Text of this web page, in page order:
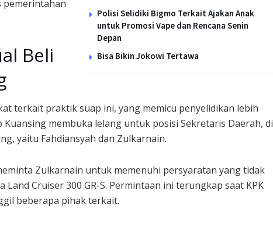
Polisi Selidiki Bigmo Terkait Ajakan Anak
untuk Promosi Vape dan Rencana Senin
Depan
Bisa Bikin Jokowi Tertawa
pemerintahan
Beli
terkait praktik suap ini, yang memicu penyelidikan lebih
Kuansing membuka lelang untuk posisi Sekretaris Daerah, di
yaitu Fahdiansyah dan Zulkarnain.
Zulkarnain untuk memenuhi persyaratan yang tidak
Land Cruiser 300 GR-S. Permintaan ini terungkap saat KPK
beberapa pihak terkait.